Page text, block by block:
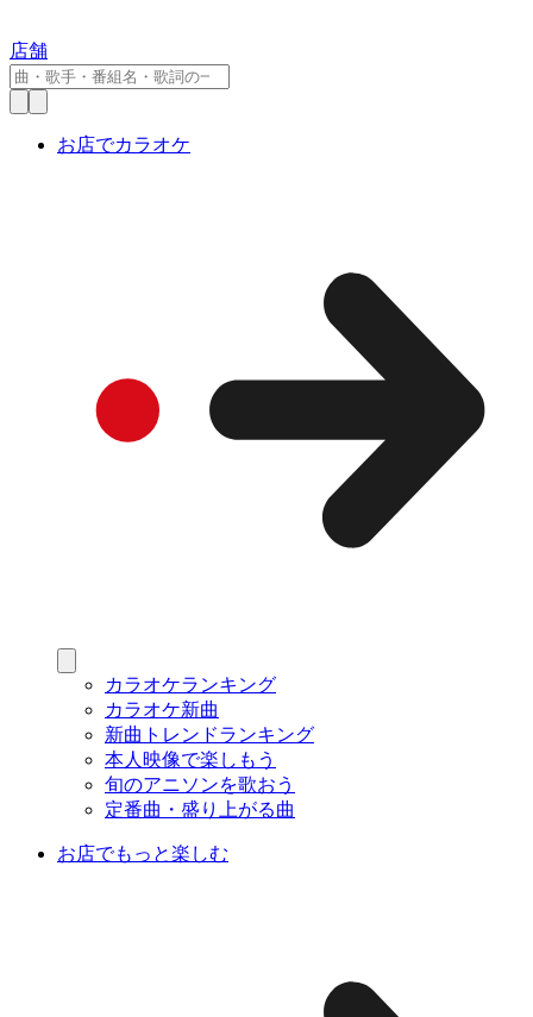
店舗
お店でカラオケ
カラオケランキング
カラオケ新曲
新曲トレンドランキング
本人映像で楽しもう
旬のアニソンを歌おう
定番曲・盛り上がる曲
お店でもっと楽しむ